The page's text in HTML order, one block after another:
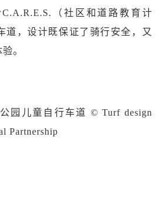
（社区和道路教育计
道，设计既保证了骑行安全，又
。
园儿童自行车道 © Turf design
Partnership